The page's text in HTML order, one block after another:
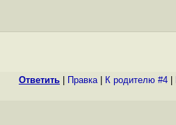
Ответить Правка| К родителю #4